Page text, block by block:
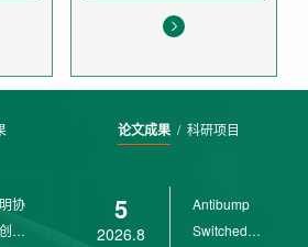
协
业
论文成果/ 科研项目
5
2026.8
Antibump
Switched